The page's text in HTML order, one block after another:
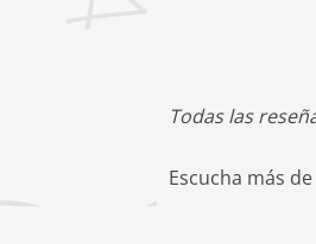
Todas las
Escucha más